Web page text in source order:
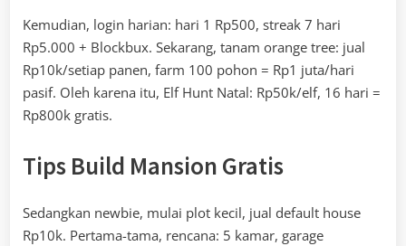
Kemudian, login harian: hari 1 Rp500, streak 7 hari
Rp5.000 + Blockbux. Sekarang, tanam orange tree: jual
Rp10k/setiap panen, farm 100 pohon = Rp1 juta/hari
pasif. Oleh karena itu, Elf Hunt Natal: Rp50k/elf, 16 hari =
Rp800k gratis.
Tips Build Mansion Gratis
Sedangkan newbie, mulai plot kecil, jual default house
Rp10k. Pertama-tama, rencana: 5 kamar, garage